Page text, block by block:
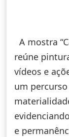
A mostra
reúne
vídeos e
um
e